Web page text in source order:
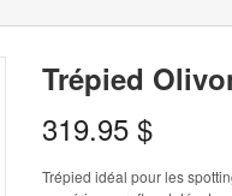
Trépied
319.95 $
Trépied idéal pour les